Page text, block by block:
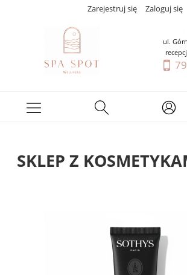
Zarejestruj się Zaloguj się
ul.
SKLEP Z